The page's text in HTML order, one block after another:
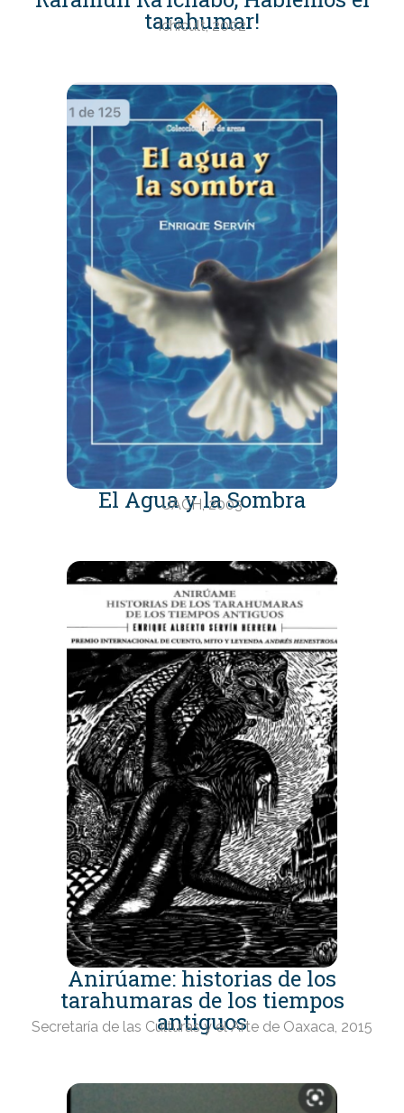
tarahumar!
Ichicult, 2002
El Agua y la Sombra
UACH, 2003
Anirúame: historias de los
tarahumaras de los tiempos
antiguos
Secretaría de las Culturas y el Arte de Oaxaca, 2015